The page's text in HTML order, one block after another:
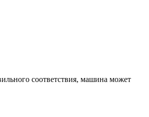
соответствия, машина может